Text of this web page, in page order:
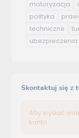
motoryzacja
polityka
techniczne
ubezpieczenia
Skontaktuj się z
Aby wysłać
konto.